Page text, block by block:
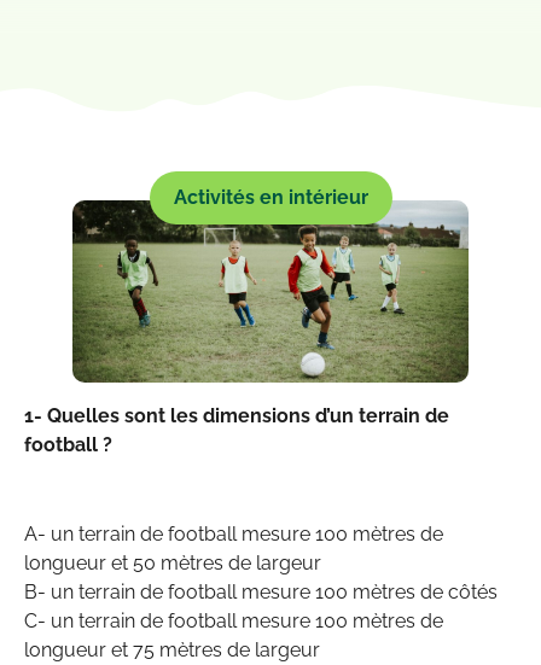
Activités en intérieur
1- Quelles sont les dimensions d’un terrain de
football ?
A- un terrain de football mesure 100 mètres de
longueur et 50 mètres de largeur
B- un terrain de football mesure 100 mètres de côtés
C- un terrain de football mesure 100 mètres de
longueur et 75 mètres de largeur